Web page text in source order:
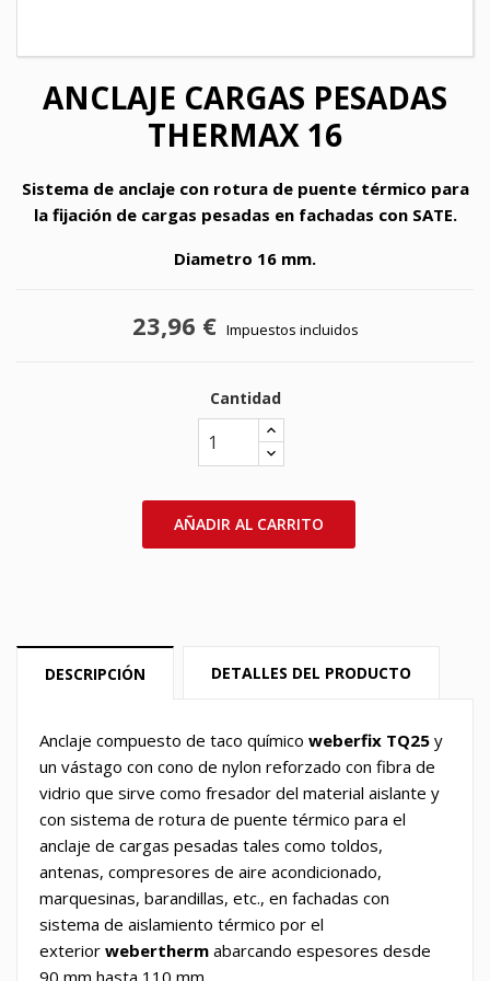
ANCLAJE CARGAS PESADAS
THERMAX 16
Sistema de anclaje con rotura de puente térmico para
la fijación de cargas pesadas en fachadas con SATE.
Diametro 16 mm.
23,96 € Impuestos incluidos
Cantidad
AÑADIR AL CARRITO
DESCRIPCIÓN DETALLES DEL PRODUCTO
Anclaje compuesto de taco químico weberfix TQ25 y
un vástago con cono de nylon reforzado con fibra de
vidrio que sirve como fresador del material aislante y
con sistema de rotura de puente térmico para el
anclaje de cargas pesadas tales como toldos,
antenas, compresores de aire acondicionado,
marquesinas, barandillas, etc., en fachadas con
sistema de aislamiento térmico por el
exterior webertherm abarcando espesores desde
90 mm hasta 110 mm.